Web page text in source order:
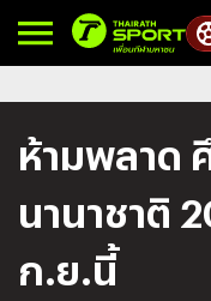
ห้ามพลาด
นานาชาติ
ก.ย.นี้